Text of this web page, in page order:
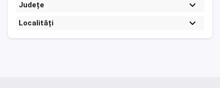
Județe
Localități